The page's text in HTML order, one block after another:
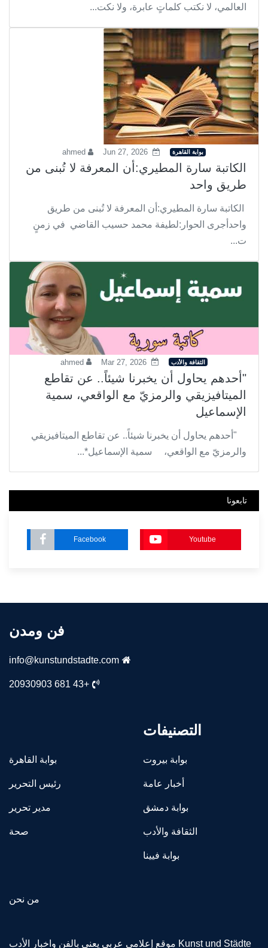
العالمي، لا نكتب كلماتٍ عابرة، ولا نكت...
بوابة القاهرة Jun 27, 2026
ahmed
الكاتبة سارة المطيري:أن المعرفة لا تُبنى من
طريق واحد
الكاتبة سارة المطيري:أن المعرفة لا تُبنى من طريق
واحدأجرى الحوار:لطيفة محمد حسيب القاضي في زمنٍ
ت...
الثقافة والأدب Mar 27, 2026
ahmed
"أحدهم يحاول أن يخبرنا شيئاً.. عن تقاطع
الميتافيزيقي والرمزيّ مع الواقعي، سمية
الإسماعيل
"أحدهم يحاول أن يخبرنا شيئاً.. عن تقاطع الميتافيزيقي
والرمزيّ مع الواقعي، سمية الإسماعيل*...
تابعونا
Facebook Youtube
فن ومدن
info@kunstundstadte.com
+43 681 20930903
التصنيفات
بوابة بيروت
أخبار عامة
بوابة دمشق
الثقافة والأدب
بوابة فيينا
بوابة القاهرة
رئيس التحرير
مدير تحرير
صحة
من نحن
Kunst und Städte موقع إعلامي عربي يعني بالفن واخبار الأدب